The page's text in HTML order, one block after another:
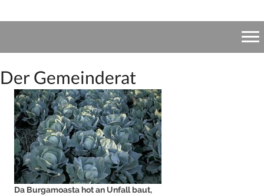
Der Gemeinderat
Da Burgamoasta hot an Unfall baut,